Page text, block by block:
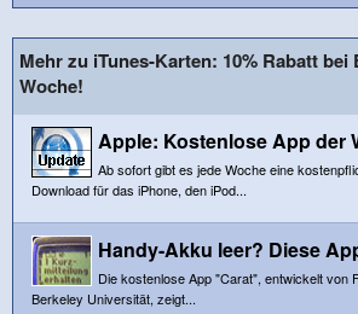
Mehr zu iTunes-Karten: 10% Rabatt bei
Woche!
Apple: Kostenlose App der
Ab sofort gibt es jede Woche eine
Download für das iPhone, den iPod...
Handy-Akku leer? Diese
Die kostenlose App "Carat", entwickelt von
Berkeley Universität, zeigt...